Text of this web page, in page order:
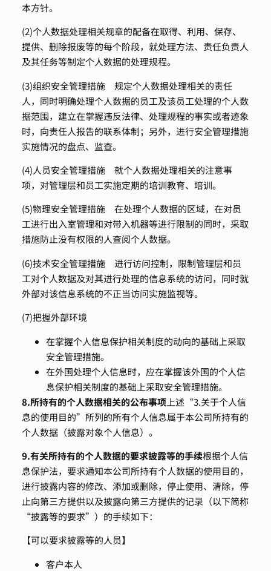
本方针。
(2)个人数据处理相关规章的配备在取得、利用、保存、
提供、删除报废等的每个阶段，就处理方法、责任负责人
及其任务等制定个人数据的处理规程。
(3)组织安全管理措施规定个人数据处理相关的责任
人，同时明确处理个人数据的员工及该员工处理的个人数
据范围，建立在掌握违反法律、处理规程的事实或者迹象
时，向责任人报告的联系体制；另外，进行安全管理措施
实施情况的盘点、监查。
(4)人员安全管理措施就个人数据处理相关的注意事
项，对管理层和员工实施定期的培训教育、培训。
(5)物理安全管理措施在处理个人数据的区域，在对员
工进行出入室管理和对带入机器等进行限制的同时，采取
措施防止没有权限的人查阅个人数据。
(6)技术安全管理措施进行访问控制，限制管理层和员
工对个人数据及对其进行处理的信息系统的访问，同时就
外部对该信息系统的不正当访问实施监视等。
(7)把握外部环境
在掌握个人信息保护相关制度的动向的基础上采取
安全管理措施。
在外国处理个人信息时，应在掌握该外国的个人信
息保护相关制度的基础上采取安全管理措施。
8.所持有的个人数据相关的公布事项上述“3.关于个人信
息的使用目的”所列的所有个人信息属于本公司所持有的
个人数据（披露对象个人信息）。
9.有关所持有的个人数据的要求披露等的手续根据个人信
息保护法，要求通知本公司所持有个人数据的使用目的，
进行披露内容的修改、添加或删除，停止使用、清除，停
止向第三方提供以及披露向第三方提供的记录（以下简称
“披露等的要求”）的手续如下：
【可以要求披露等的人员】
客户本人